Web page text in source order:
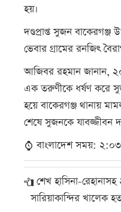
হয়।
দণ্ডপ্রাপ্ত সুজন
ভেবার গ্রামের রনজিৎ
আজিবর রহমান জানান,
এক তরুণীকে ধর্ষণ করে
হয়ে বাকেরগঞ্জ থানায়
শেষে সুজনকে যাবজ্জীবন
বাংলাদেশ সময়:
শেখ হাসিনা-
সারিয়াকান্দির খালেক